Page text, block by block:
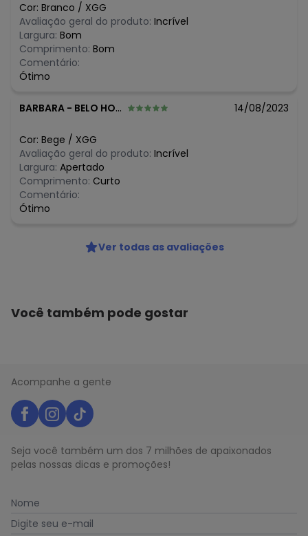
Cor: Branco / XGG
Avaliação geral do produto: Incrível
Largura: Bom
Comprimento: Bom
Comentário:
Ótimo
BARBARA - BELO HORIZONTE - MG 14/08/2023
Cor: Bege / XGG
Avaliação geral do produto: Incrível
Largura: Apertado
Comprimento: Curto
Comentário:
Ótimo
Ver todas as avaliações
Você também pode gostar
Acompanhe a gente
Seja você também um dos 7 milhões de apaixonados
pelas nossas dicas e promoções!
Nome
Digite seu e-mail